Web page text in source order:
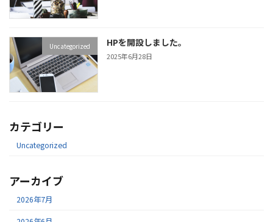
Uncategorized HPを開設しました。
2025年6月28日
カテゴリー
Uncategorized
アーカイブ
2026年7月